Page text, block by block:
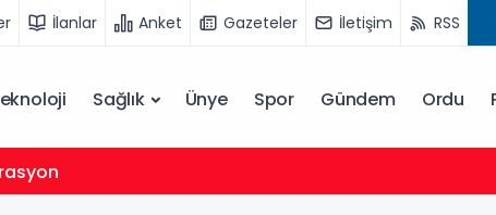
İlanlar Anket Gazeteler İletişim RSS
Sağlık Ünye Spor Gündem Ordu